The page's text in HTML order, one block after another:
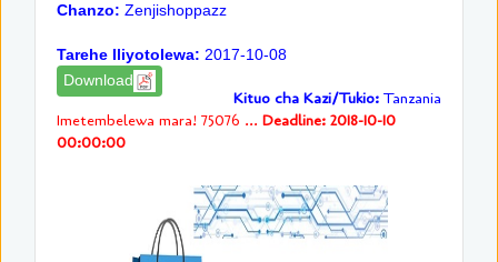
Chanzo: Zenjishoppazz
Tarehe Iliyotolewa: 2017-10-08
Download
Kituo cha Kazi/Tukio: Tanzania
Imetembelewa mara! 75076 ... Deadline: 2018-10-10
00:00:00